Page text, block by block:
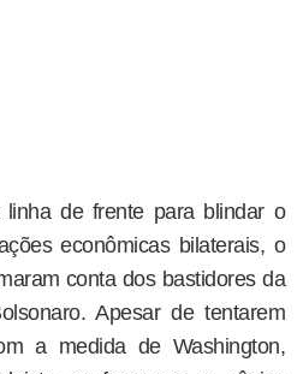
de frente para blindar o
econômicas bilaterais, o
conta dos bastidores da
Apesar de tentarem
a medida de Washington,